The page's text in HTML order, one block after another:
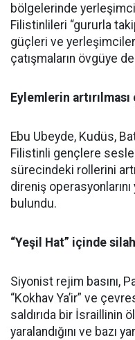
bölgelerinde
Filistinlileri “gururla
güçleri ve
çatışmaların övgüye
Eylemlerin artırılması
Ebu Ubeyde, Kudüs,
Filistinli gençlere
sürecindeki rollerini
direniş operasyonlarını
bulundu.
“Yeşil Hat” içinde
Siyonist rejim basını,
“Kokhav Ya’ir” ve
saldırıda bir İsraillinin
yaralandığını ve bazı